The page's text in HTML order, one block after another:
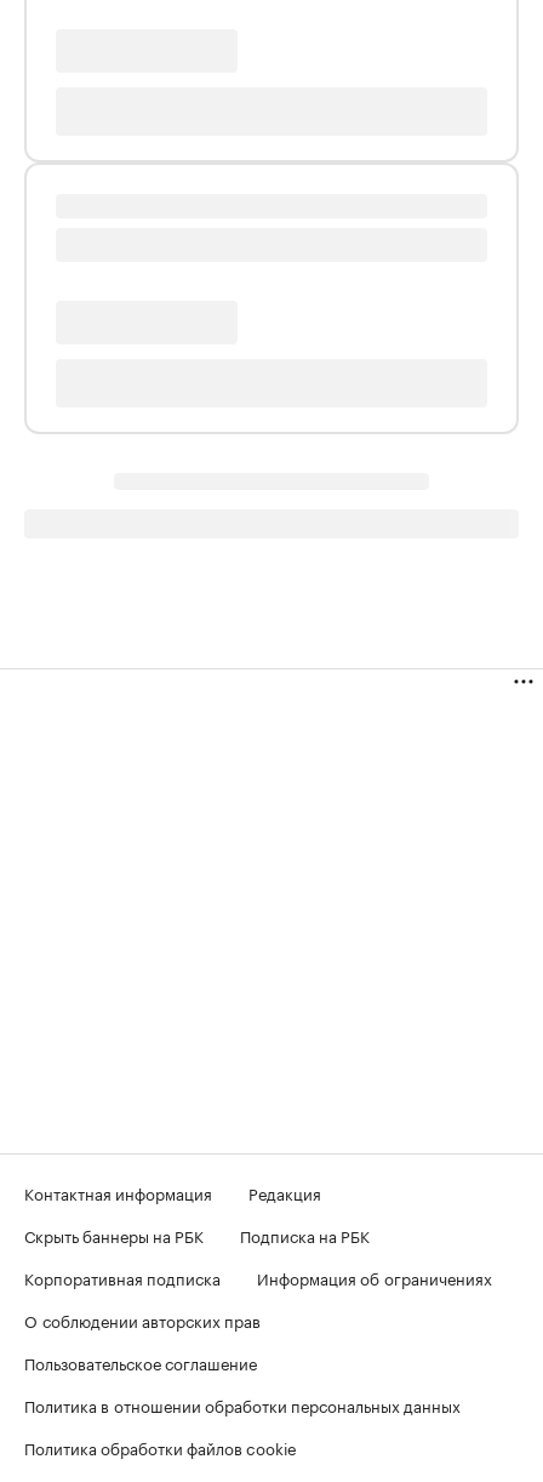
Контактная информация
Редакция
Скрыть баннеры на РБК
Подписка на РБК
Корпоративная подписка
Информация об ограничениях
О соблюдении авторских прав
Пользовательское соглашение
Политика в отношении обработки персональных данных
Политика обработки файлов cookie